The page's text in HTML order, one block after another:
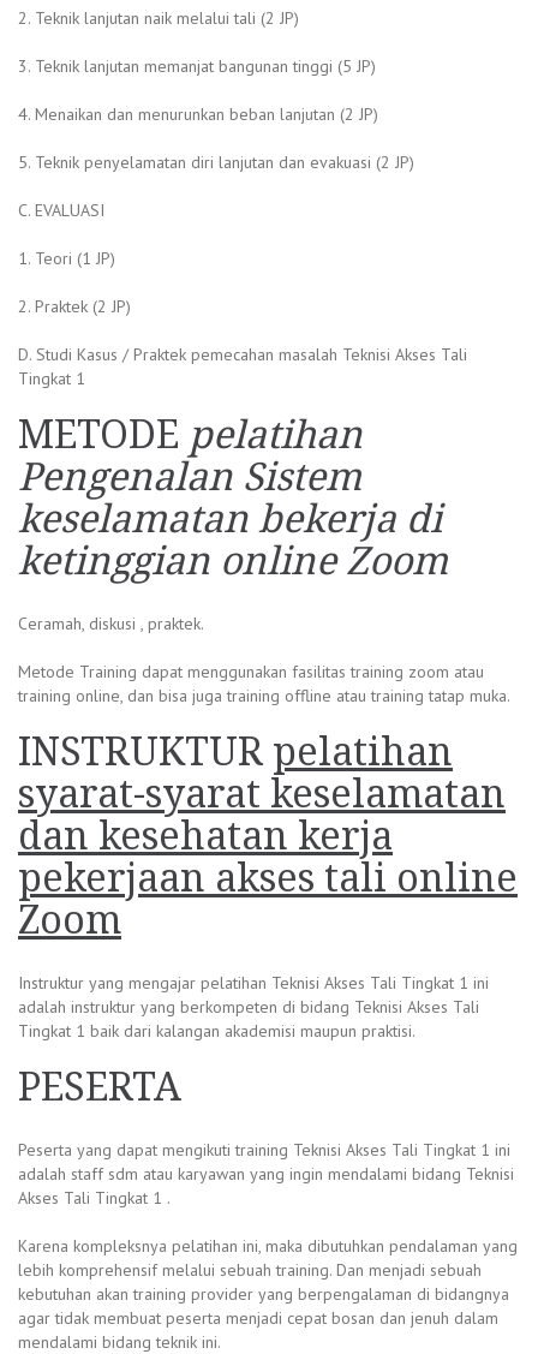
2. Teknik lanjutan naik melalui tali (2 JP)
3. Teknik lanjutan memanjat bangunan tinggi (5 JP)
4. Menaikan dan menurunkan beban lanjutan (2 JP)
5. Teknik penyelamatan diri lanjutan dan evakuasi (2 JP)
C. EVALUASI
1. Teori (1 JP)
2. Praktek (2 JP)
D. Studi Kasus / Praktek pemecahan masalah Teknisi Akses Tali
Tingkat 1
METODE pelatihan
Pengenalan Sistem
keselamatan bekerja di
ketinggian online Zoom
Ceramah, diskusi , praktek.
Metode Training dapat menggunakan fasilitas training zoom atau
training online, dan bisa juga training offline atau training tatap muka.
INSTRUKTUR pelatihan
syarat-syarat keselamatan
dan kesehatan kerja
pekerjaan akses tali online
Zoom
Instruktur yang mengajar pelatihan Teknisi Akses Tali Tingkat 1 ini
adalah instruktur yang berkompeten di bidang Teknisi Akses Tali
Tingkat 1 baik dari kalangan akademisi maupun praktisi.
PESERTA
Peserta yang dapat mengikuti training Teknisi Akses Tali Tingkat 1 ini
adalah staff sdm atau karyawan yang ingin mendalami bidang Teknisi
Akses Tali Tingkat 1 .
Karena kompleksnya pelatihan ini, maka dibutuhkan pendalaman yang
lebih komprehensif melalui sebuah training. Dan menjadi sebuah
kebutuhan akan training provider yang berpengalaman di bidangnya
agar tidak membuat peserta menjadi cepat bosan dan jenuh dalam
mendalami bidang teknik ini.